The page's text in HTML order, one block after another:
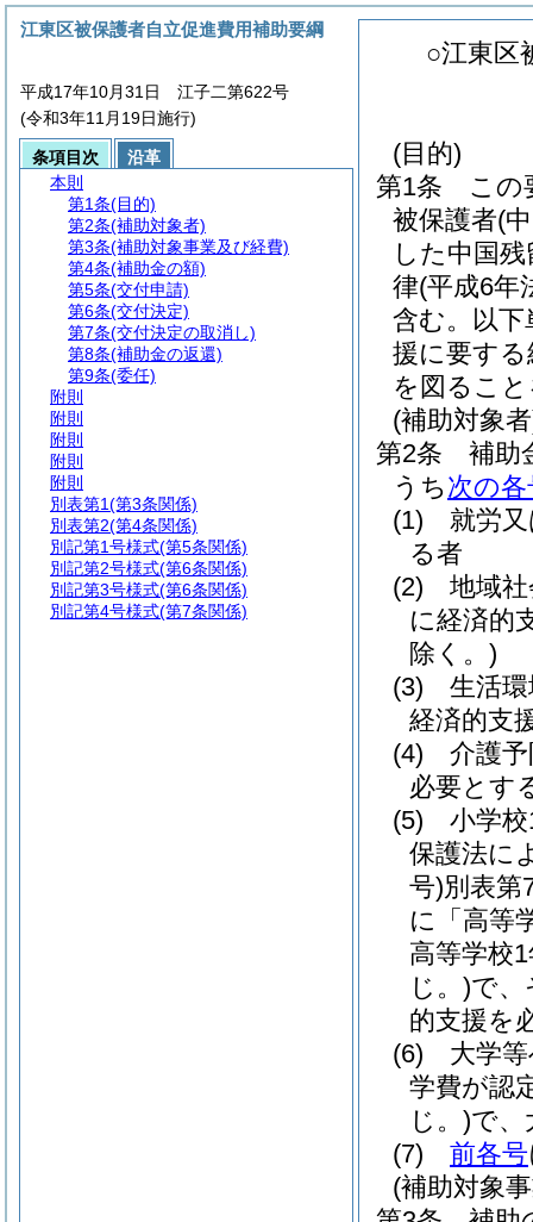
○江東区
(目的)
第1条
この
被保護者(
した中国
律(平成6年
含む。以
援に要す
を図るこ
(補助対象
第2条
補助
うち次の各
(1)
就労
る者
(2)
地域
に経済的
除く。)
(3)
生活
経済的支
(4)
介護
必要とす
(5)
小学
保護法に
号)別表第
に「高等
高等学校
じ。)で、
的支援を
(6)
大学
学費が認
じ。)で、
(7)
前各号
(補助対象
江東区被保護者自立促進費用補助要綱
平成17年10月31日 江子二第622号
(令和3年11月19日施行)
条項目次
沿革
本則
第1条(目的)
第2条(補助対象者)
第3条(補助対象事業及び経費)
第4条(補助金の額)
第5条(交付申請)
第6条(交付決定)
第7条(交付決定の取消し)
第8条(補助金の返還)
第9条(委任)
附則
附則
附則
附則
附則
別表第1(第3条関係)
別表第2(第4条関係)
別記第1号様式(第5条関係)
別記第2号様式(第6条関係)
別記第3号様式(第6条関係)
別記第4号様式(第7条関係)